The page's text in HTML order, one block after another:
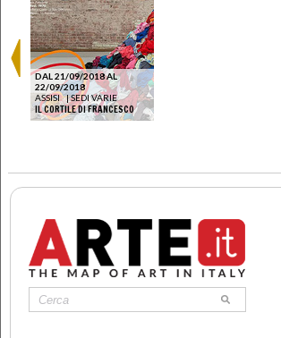
DAL 21/09/2018 AL
22/09/2018
ASSISI |SEDI VARIE
IL CORTILE DI FRANCESCO